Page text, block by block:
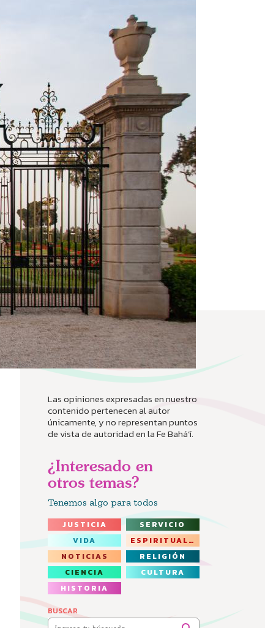
Las opiniones expresadas en nuestro
contenido pertenecen al autor
únicamente, y no representan puntos
de vista de autoridad en la Fe Bahá’í.
¿Interesado en
otros temas?
Tenemos algo para todos
JUSTICIA
SERVICIO
VIDA
ESPIRITUALIDAD
NOTICIAS
RELIGIÓN
CIENCIA
CULTURA
HISTORIA
BUSCAR